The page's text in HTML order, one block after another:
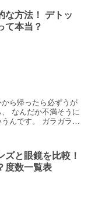
な方法！ デトッ
て本当？
ら帰ったら必ずうが
なんだか不満そうに
んです。 ガラガラや
ズと眼鏡を比較！
度数一覧表